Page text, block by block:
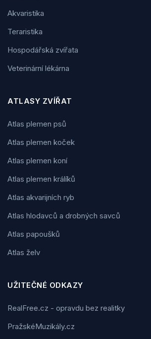
Akvaristika
Teraristika
Hospodářská zvířata
Veterinární lékárna
ATLASY ZVÍŘAT
Atlas plemen psů
Atlas plemen koček
Atlas plemen koní
Atlas plemen králíků
Atlas akvarijních ryb
Atlas hlodavců a drobných savců
Atlas papoušků
Atlas želv
UŽITEČNÉ ODKAZY
RealFree.cz - opravdu bez realitky
PražskéMuzikály.cz